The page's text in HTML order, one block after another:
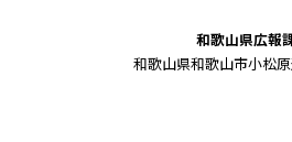
和歌山県広報
和歌山県和歌山市小松